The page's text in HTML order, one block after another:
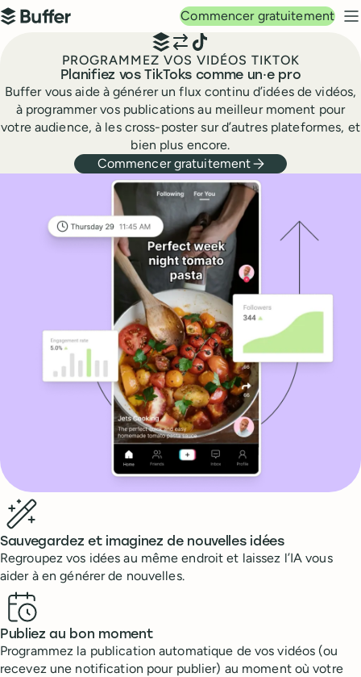
Navigation principale
Buffer
Commencer gratuitement
PROGRAMMEZ VOS VIDÉOS TIKTOK
Planifiez vos TikToks comme un·e pro
Buffer vous aide à générer un flux continu d’idées de vidéos,
à programmer vos publications au meilleur moment pour
votre audience, à les cross-poster sur d’autres plateformes, et
bien plus encore.
Commencer gratuitement
Benefits
Sauvegardez et imaginez de nouvelles idées
Regroupez vos idées au même endroit et laissez l’IA vous
aider à en générer de nouvelles.
Publiez au bon moment
Programmez la publication automatique de vos vidéos (ou
recevez une notification pour publier) au moment où votre